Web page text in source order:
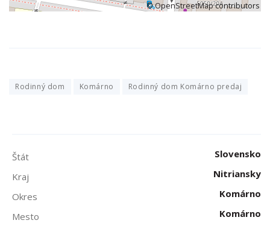
©OpenStreetMapcontributors
Rodinný dom Komárno Rodinný dom Komárno predaj
Štát
Slovensko
Kraj
Nitriansky
Okres
Komárno
Mesto
Komárno